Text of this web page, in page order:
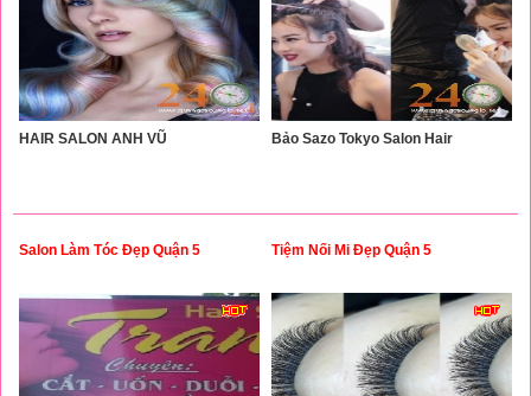
HAIR SALON ANH VŨ Bảo Sazo Tokyo Salon Hair
Salon Làm Tóc Đẹp Quận 5 Tiệm Nối Mi Đẹp Quận 5